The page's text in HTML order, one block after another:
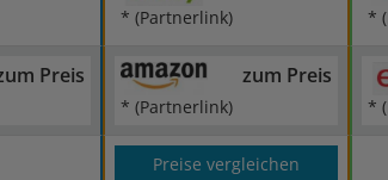
* (Partnerlink) *
Preis zum Preis
* (Partnerlink) *
Preise vergleichen